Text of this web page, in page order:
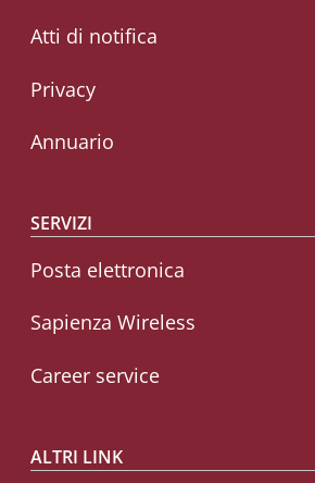
Atti di notifica
Privacy
Annuario
SERVIZI
Posta elettronica
Sapienza Wireless
Career service
ALTRI LINK